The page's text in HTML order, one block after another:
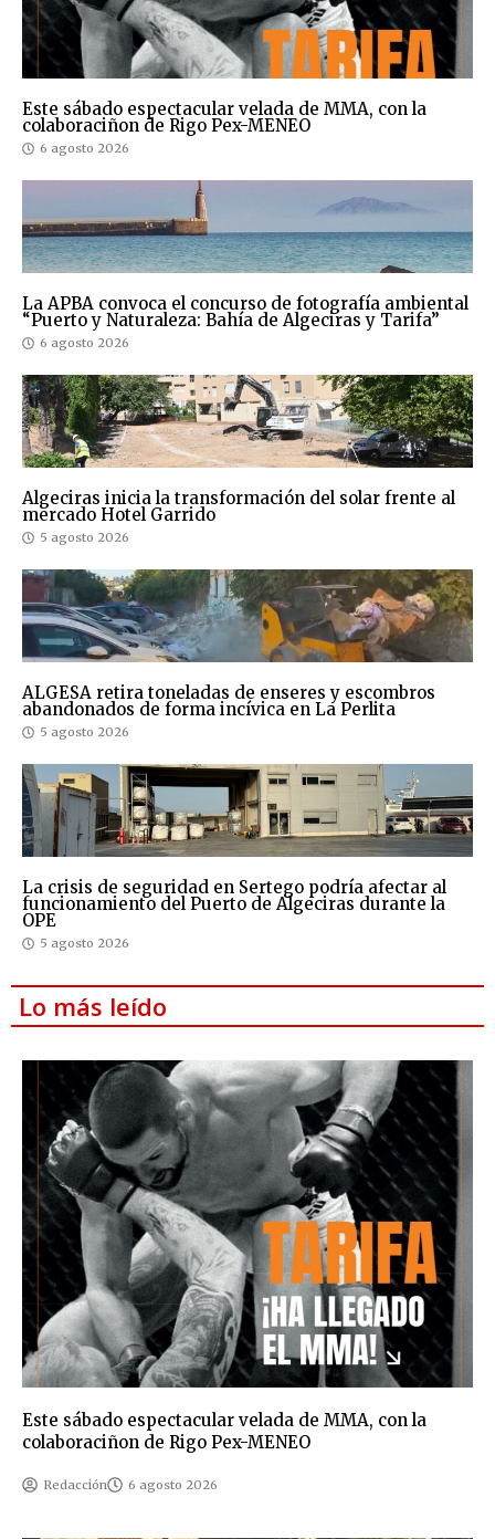
Este sábado espectacular velada de MMA, con la
colaboraciñon de Rigo Pex-MENEO
6 agosto 2026
La APBA convoca el concurso de fotografía ambiental
“Puerto y Naturaleza: Bahía de Algeciras y Tarifa”
6 agosto 2026
Algeciras inicia la transformación del solar frente al
mercado Hotel Garrido
5 agosto 2026
ALGESA retira toneladas de enseres y escombros
abandonados de forma incívica en La Perlita
5 agosto 2026
La crisis de seguridad en Sertego podría afectar al
funcionamiento del Puerto de Algeciras durante la
OPE
5 agosto 2026
Lo más leído
Este sábado espectacular velada de MMA, con la
colaboraciñon de Rigo Pex-MENEO
Redacción 6 agosto 2026